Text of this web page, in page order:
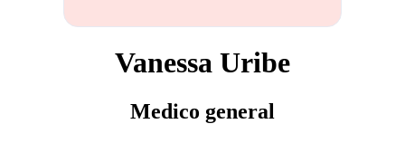
Vanessa Uribe
Medico general